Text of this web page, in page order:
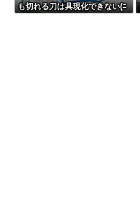
最近の若者はお金ない！
【滋賀】「琵琶湖三市同
Meshify3 3XLでドライブ
も切れる刀は具現化できない(ﾆ